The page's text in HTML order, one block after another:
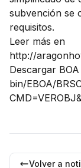
subvención se
requisitos.
Leer más en
http://
Descargar
bin/EBOA/
Volver a